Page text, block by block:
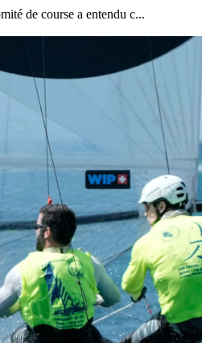
barre mythique des 50 noeuds
de course a entendu c...